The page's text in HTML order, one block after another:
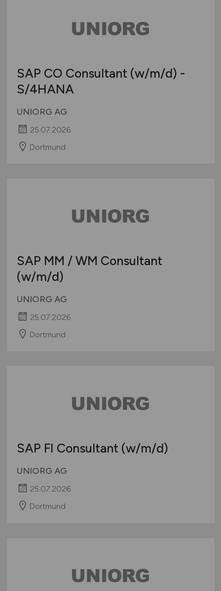
SAP CO Consultant (w/m/d) -
S/4HANA
UNIORG AG
25.07.2026
Dortmund
SAP MM / WM Consultant
(w/m/d)
UNIORG AG
25.07.2026
Dortmund
SAP FI Consultant (w/m/d)
UNIORG AG
25.07.2026
Dortmund